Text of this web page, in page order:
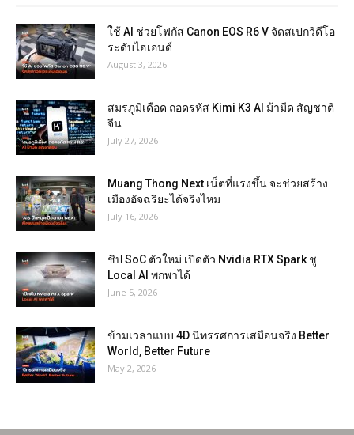
ใช้ AI ช่วยโฟกัส Canon EOS R6 V จัดสเปกวิดีโอ
ระดับไฮเอนด์
August 3, 2026
สมรภูมิเดือด ถอดรหัส Kimi K3 AI ม้ามืด สัญชาติ
จีน
July 27, 2026
Muang Thong Next เน็ตที่แรงขึ้น จะช่วยสร้าง
เมืองอัจฉริยะได้จริงไหม
July 16, 2026
ชิป SoC ตัวใหม่ เปิดตัว Nvidia RTX Spark ชู
Local AI พกพาได้
June 5, 2026
ข้ามเวลาแบบ 4D นิทรรศการเสมือนจริง Better
World, Better Future
May 2, 2026